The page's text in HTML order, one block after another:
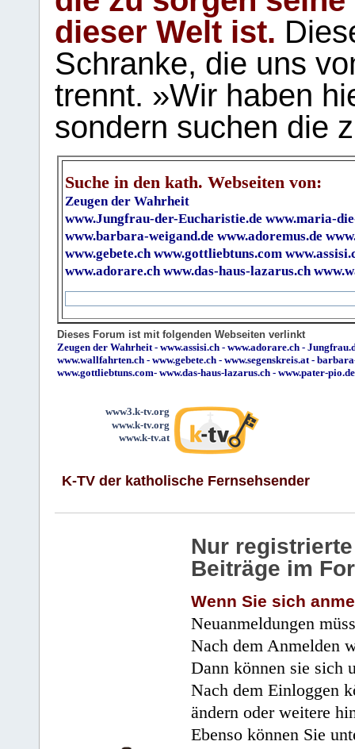
dieser Welt ist.
Schranke, die uns
trennt. »Wir haben
sondern suchen die
Suche in den kath. Webseiten von:
Zeugen der Wahrheit
www.Jungfrau-der-Eucharistie.de www.maria-
www.barbara-weigand.de www.adoremus.de
www.gebete.ch www.gottliebtuns.com
www.adorare.ch www.das-haus-lazarus.ch
Dieses Forum ist mit folgenden Webseiten verlinkt
Zeugen der Wahrheit- www.assisi.ch - www.adorare.ch -
www.wallfahrten.ch - www.gebete.ch - www.segenskreis.at-
www.gottliebtuns.com- www.das-haus-lazarus.ch - www.pater-pio.de
www3.k-tv.org
www.k-tv.org
www.k-tv.at
K-TV der katholische Fernsehsender
Nur
Beiträge im
Wenn Sie sich
Neuanmeldungen
Nach dem Anmelden
Dann können sie sich
Nach dem Einloggen
ändern oder weitere
Ebenso können Sie